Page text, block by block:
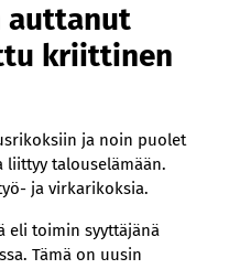
auttanut
kriittinen
ja noin puolet
liittyy talouselämään.
ja virkarikoksia.
eli toimin syyttäjänä
Tämä on uusin